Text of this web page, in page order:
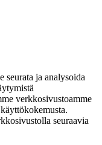
seurata ja analysoida
verkkosivustoamme
seuraavia